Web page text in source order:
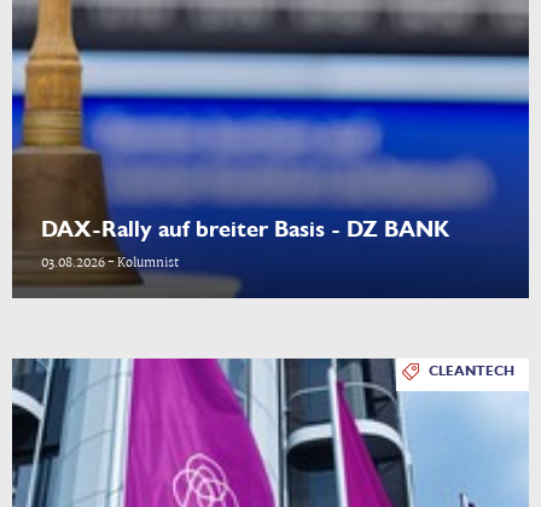
DAX-Rally auf breiter Basis - DZ BANK
03.08.2026 - Kolumnist
CLEANTECH